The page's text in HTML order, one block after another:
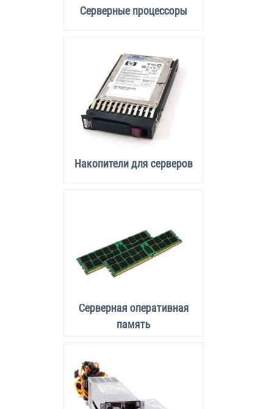
Серверные процессоры
Накопители для серверов
Серверная оперативная
память